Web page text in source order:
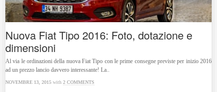
Nuova Fiat Tipo 2016: Foto, dotazione e
dimensioni
Al via le ordinazioni della nuova Fiat Tipo con le prime consegne previste per inizio 2016
ad un prezzo lancio davvero interessante! La..
NOVEMBRE 13, 2015 with2 COMMENTS